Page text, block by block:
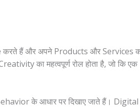
करते हैं और अपने Products और Services
का महत्वपूर्ण रोल होता है, जो कि
के आधार पर दिखाए जाते हैं। Digital